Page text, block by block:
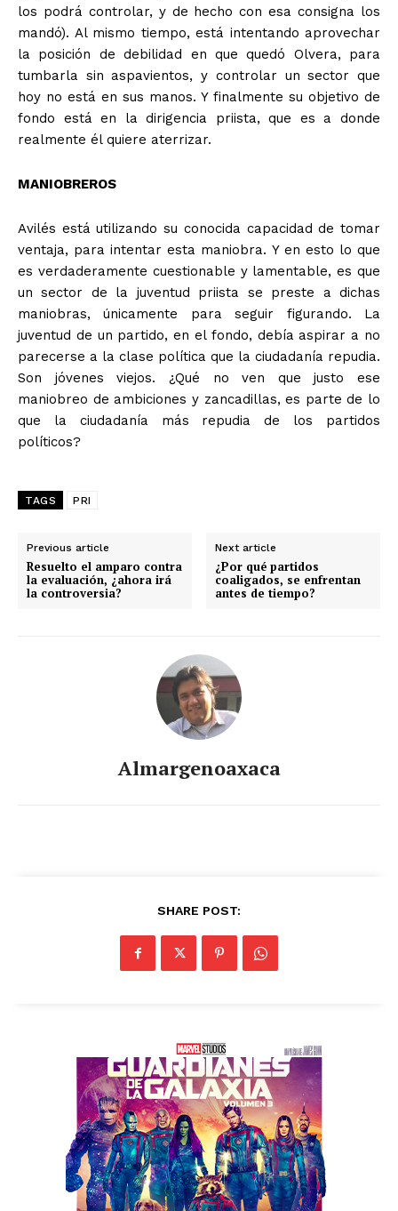
los podrá controlar, y de hecho con esa consigna los
mandó). Al mismo tiempo, está intentando aprovechar
la posición de debilidad en que quedó Olvera, para
tumbarla sin aspavientos, y controlar un sector que
hoy no está en sus manos. Y finalmente su objetivo de
fondo está en la dirigencia priista, que es a donde
realmente él quiere aterrizar.
MANIOBREROS
Avilés está utilizando su conocida capacidad de tomar
ventaja, para intentar esta maniobra. Y en esto lo que
es verdaderamente cuestionable y lamentable, es que
un sector de la juventud priista se preste a dichas
maniobras, únicamente para seguir figurando. La
juventud de un partido, en el fondo, debía aspirar a no
parecerse a la clase política que la ciudadanía repudia.
Son jóvenes viejos. ¿Qué no ven que justo ese
maniobreo de ambiciones y zancadillas, es parte de lo
que la ciudadanía más repudia de los partidos
políticos?
TAGS PRI
Previous article
Resuelto el amparo contra
la evaluación, ¿ahora irá
la controversia?
Next article
¿Por qué partidos
coaligados, se enfrentan
antes de tiempo?
Almargenoaxaca
SHARE POST: